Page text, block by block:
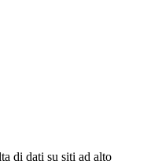
di dati su siti ad alto